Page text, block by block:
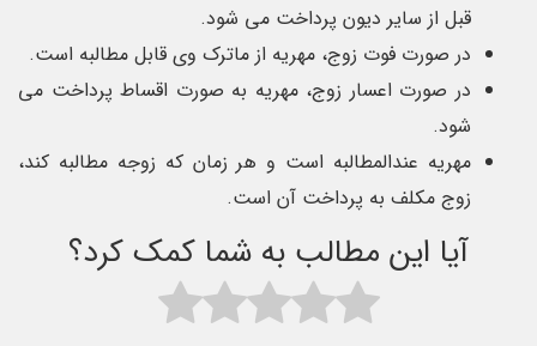
قبل از سایر دیون پرداخت می شود.
در صورت فوت زوج، مهریه از ماترک وی قابل مطالبه است.
در صورت اعسار زوج، مهریه به صورت اقساط پرداخت می
شود.
مهریه عندالمطالبه است و هر زمان که زوجه مطالبه کند،
زوج مکلف به پرداخت آن است.
آیا این مطالب به شما کمک کرد؟